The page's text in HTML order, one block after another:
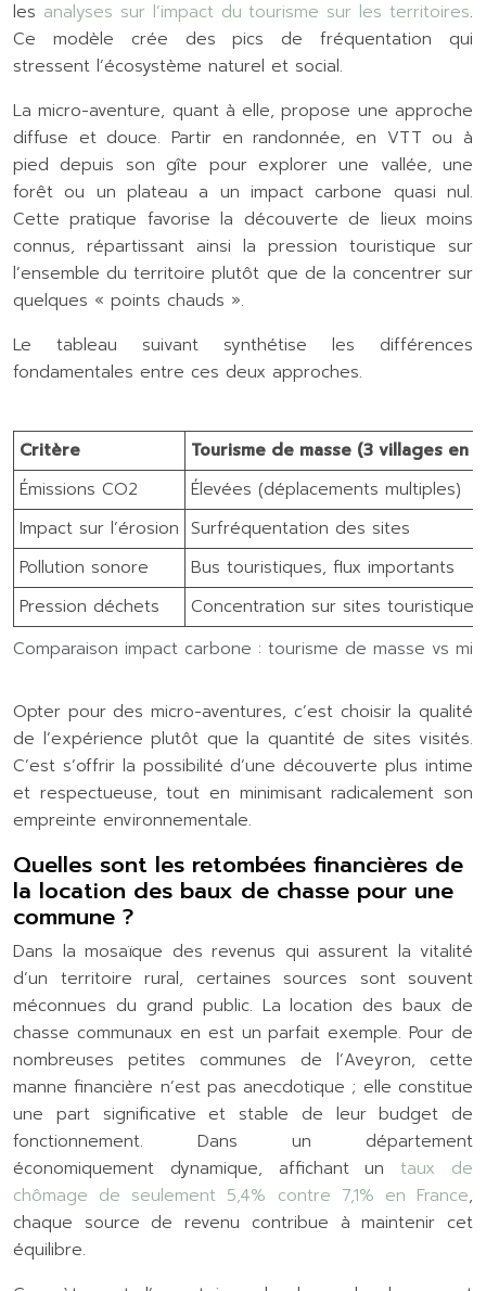
les analyses sur l’impact du tourisme sur les territoires.
Ce modèle crée des pics de fréquentation qui
stressent l’écosystème naturel et social.
La micro-aventure, quant à elle, propose une approche
diffuse et douce. Partir en randonnée, en VTT ou à
pied depuis son gîte pour explorer une vallée, une
forêt ou un plateau a un impact carbone quasi nul.
Cette pratique favorise la découverte de lieux moins
connus, répartissant ainsi la pression touristique sur
l’ensemble du territoire plutôt que de la concentrer sur
quelques « points chauds ».
Le tableau suivant synthétise les différences
fondamentales entre ces deux approches.
Comparaison impact carbone : tourisme de masse vs
Critère
Tourisme de masse (3 villages en
Émissions CO2
Élevées (déplacements multiples)
Impact sur l’érosion Surfréquentation des sites
Pollution sonore
Bus touristiques, flux importants
Pression déchets
Concentration sur sites touristiques
Opter pour des micro-aventures, c’est choisir la qualité
de l’expérience plutôt que la quantité de sites visités.
C’est s’offrir la possibilité d’une découverte plus intime
et respectueuse, tout en minimisant radicalement son
empreinte environnementale.
Quelles sont les retombées financières de
la location des baux de chasse pour une
commune ?
Dans la mosaïque des revenus qui assurent la vitalité
d’un territoire rural, certaines sources sont souvent
méconnues du grand public. La location des baux de
chasse communaux en est un parfait exemple. Pour de
nombreuses petites communes de l’Aveyron, cette
manne financière n’est pas anecdotique ; elle constitue
une part significative et stable de leur budget de
fonctionnement. Dans un département
économiquement dynamique, affichant untaux de
chômage de seulement 5,4% contre 7,1% en France,
chaque source de revenu contribue à maintenir cet
équilibre.